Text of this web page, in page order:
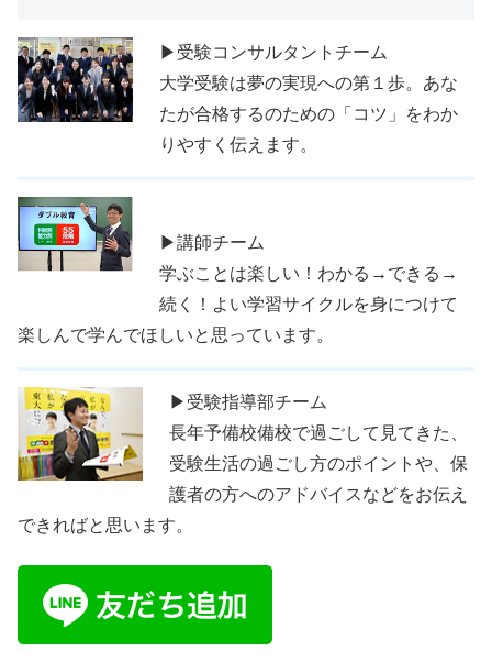
▶受験コンサルタントチーム
大学受験は夢の実現への第１歩。あな
たが合格するのための「コツ」をわか
りやすく伝えます。
▶講師チーム
学ぶことは楽しい！わかる→できる→
続く！よい学習サイクルを身につけて
楽しんで学んでほしいと思っています。
▶受験指導部チーム
長年予備校備校で過ごして見てきた、
受験生活の過ごし方のポイントや、保
護者の方へのアドバイスなどをお伝え
できればと思います。